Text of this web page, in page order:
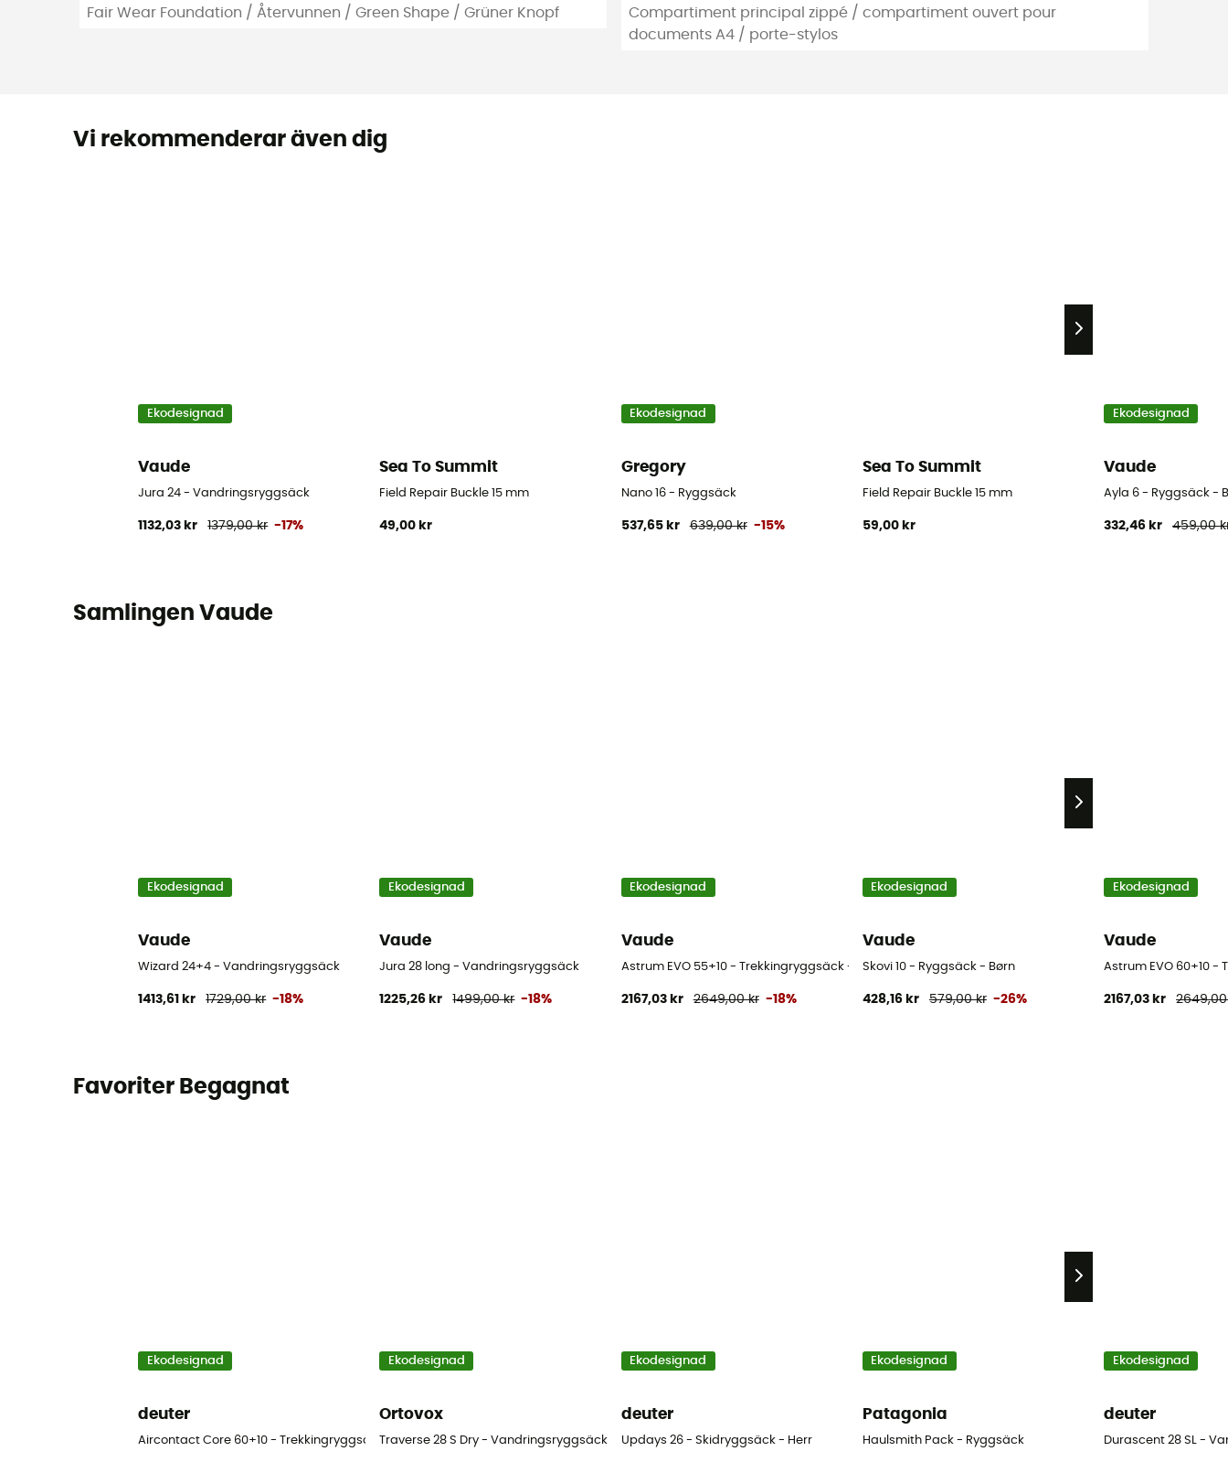
Fair Wear Foundation / Återvunnen / Green Shape / Grüner Knopf
Compartiment principal zippé / compartiment ouvert pour
documents A4 / porte-stylos
Vi rekommenderar även dig
Ekodesignad
Vaude
Jura 24 - Vandringsryggsäck
1132,03 kr 1379,00 kr -17%
Sea To Summit
Field Repair Buckle 15 mm
49,00 kr
Ekodesignad
Gregory
Nano 16 - Ryggsäck
537,65 kr 639,00 kr -15%
Sea To Summit
Field Repair Buckle 15 mm
59,00 kr
Ekodesignad
Vaude
Ayla 6 - Ryggsäck -
332,46 kr 459,00
Samlingen Vaude
Ekodesignad
Vaude
Wizard 24+4 - Vandringsryggsäck
1413,61 kr 1729,00 kr -18%
Ekodesignad
Vaude
Jura 28 long - Vandringsryggsäck
1225,26 kr 1499,00 kr -18%
Ekodesignad
Vaude
Astrum EVO 55+10 - Trekkingryggsäck - Dam
2167,03 kr 2649,00 kr -18%
Ekodesignad
Vaude
Skovi 10 - Ryggsäck - Børn
428,16 kr 579,00 kr -26%
Ekodesignad
Vaude
Astrum EVO 60+10 -
2167,03 kr
Favoriter Begagnat
Ekodesignad
deuter
Aircontact Core 60+10 - Trekkingryggsäck - Herr
Ekodesignad
Ortovox
Traverse 28 S Dry - Vandringsryggsäck
Ekodesignad
deuter
Updays 26 - Skidryggsäck - Herr
Ekodesignad
Patagonia
Haulsmith Pack - Ryggsäck
Ekodesignad
deuter
Durascent 28 SL -